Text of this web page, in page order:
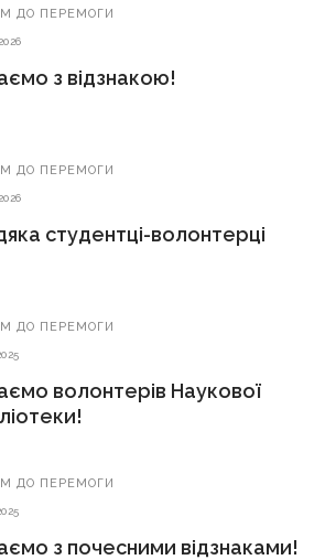
ДО ПЕРЕМОГИ
з відзнакою!
ДО ПЕРЕМОГИ
студентці-волонтерці
ДО ПЕРЕМОГИ
волонтерів Наукової
ДО ПЕРЕМОГИ
з почесними відзнаками!